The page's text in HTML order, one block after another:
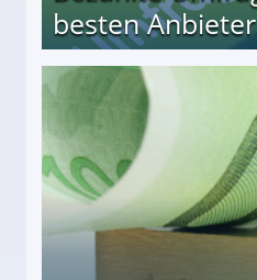
besten Anbieter